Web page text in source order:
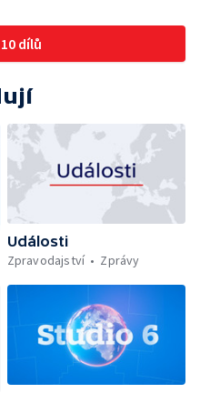
dílů
Události
Zpravodajství
Zprávy